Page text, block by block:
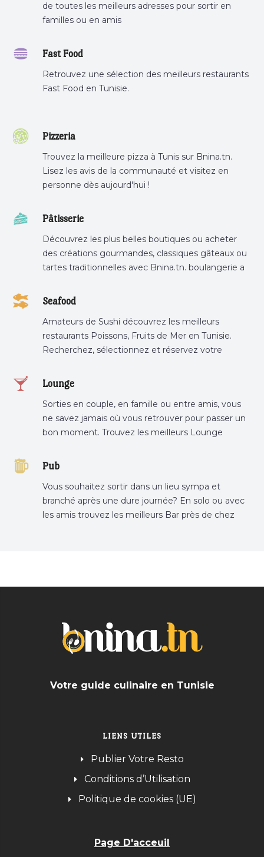
de toutes les meilleurs adresses pour sortir en
familles ou en amis
Fast Food
Retrouvez une sélection des meilleurs restaurants
Fast Food en Tunisie.
Pizzeria
Trouvez la meilleure pizza à Tunis sur Bnina.tn.
Lisez les avis de la communauté et visitez en
personne dès aujourd'hui !
Pâtisserie
Découvrez les plus belles boutiques ou acheter
des créations gourmandes, classiques gâteaux ou
tartes traditionnelles avec Bnina.tn. boulangerie a
tunis, pâtisserie sousse .
Seafood
Amateurs de Sushi découvrez les meilleurs
restaurants Poissons, Fruits de Mer en Tunisie.
Recherchez, sélectionnez et réservez votre
Lounge
Sorties en couple, en famille ou entre amis, vous
ne savez jamais où vous retrouver pour passer un
bon moment. Trouvez les meilleurs Lounge
Pub
Vous souhaitez sortir dans un lieu sympa et
branché après une dure journée? En solo ou avec
les amis trouvez les meilleurs Bar près de chez
Votre guide culinaire en Tunisie
LIENS UTILES
Publier Votre Resto
Conditions d’Utilisation
Politique de cookies (UE)
Page D'acceuil